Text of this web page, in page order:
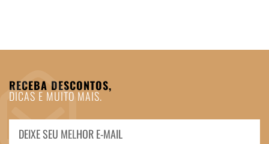
RECEBA DESCONTOS,
DICAS E MUITO MAIS.